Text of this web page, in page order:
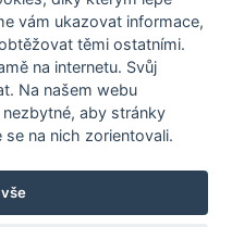
vám ukazovat informace,
těmi ostatními.
na internetu. Svůj
Na našem webu
, aby stránky
na nich zorientovali.